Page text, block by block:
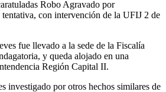
Robo Agravado por
tentativa, con intervención de la UFIJ 2 de
fue llevado a la sede de la Fiscalía
y queda alojado en una
Región Capital II.
investigado por otros hechos similares de